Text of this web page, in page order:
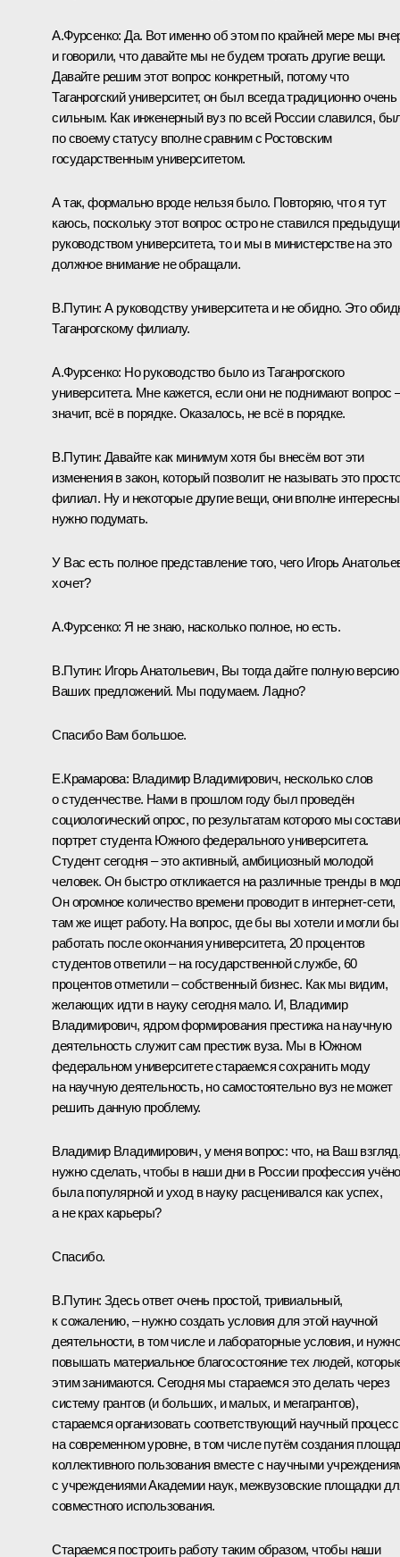
А.Фурсенко: Да. Вот именно об этом по крайней мере мы
и говорили, что давайте мы не будем трогать другие вещи.
Давайте решим этот вопрос конкретный, потому что
Таганрогский университет, он был всегда традиционно очень
сильным. Как инженерный вуз по всей России славился,
по своему статусу вполне сравним с Ростовским
государственным университетом.
А так, формально вроде нельзя было. Повторяю, что я тут
каюсь, поскольку этот вопрос остро не ставился
руководством университета, то и мы в министерстве на это
должное внимание не обращали.
В.Путин: А руководству университета и не обидно. Это
Таганрогскому филиалу.
А.Фурсенко: Но руководство было из Таганрогского
университета. Мне кажется, если они не поднимают вопрос
значит, всё в порядке. Оказалось, не всё в порядке.
В.Путин: Давайте как минимум хотя бы внесём вот эти
изменения в закон, который позволит не называть это
филиал. Ну и некоторые другие вещи, они вполне
нужно подумать.
У Вас есть полное представление того, чего Игорь
хочет?
А.Фурсенко: Я не знаю, насколько полное, но есть.
В.Путин: Игорь Анатольевич, Вы тогда дайте полную версию
Ваших предложений. Мы подумаем. Ладно?
Спасибо Вам большое.
Е.Крамарова: Владимир Владимирович, несколько слов
о студенчестве. Нами в прошлом году был проведён
социологический опрос, по результатам которого мы
портрет студента Южного федерального университета.
Студент сегодня – это активный, амбициозный молодой
человек. Он быстро откликается на различные тренды в
Он огромное количество времени проводит в интернет-сети,
там же ищет работу. На вопрос, где бы вы хотели и могли бы
работать после окончания университета, 20 процентов
студентов ответили – на государственной службе, 60
процентов отметили – собственный бизнес. Как мы видим,
желающих идти в науку сегодня мало. И, Владимир
Владимирович, ядром формирования престижа на научную
деятельность служит сам престиж вуза. Мы в Южном
федеральном университете стараемся сохранить моду
на научную деятельность, но самостоятельно вуз не может
решить данную проблему.
Владимир Владимирович, у меня вопрос: что, на Ваш
нужно сделать, чтобы в наши дни в России профессия
была популярной и уход в науку расценивался как успех,
а не крах карьеры?
Спасибо.
В.Путин: Здесь ответ очень простой, тривиальный,
к сожалению, – нужно создать условия для этой научной
деятельности, в том числе и лабораторные условия, и
повышать материальное благосостояние тех людей,
этим занимаются. Сегодня мы стараемся это делать через
систему грантов (и больших, и малых, и мегагрантов),
стараемся организовать соответствующий научный процесс
на современном уровне, в том числе путём создания
коллективного пользования вместе с научными
с учреждениями Академии наук, межвузовские площадки
совместного использования.
Стараемся построить работу таким образом, чтобы наши